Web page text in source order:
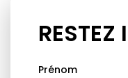
RESTEZ
Prénom